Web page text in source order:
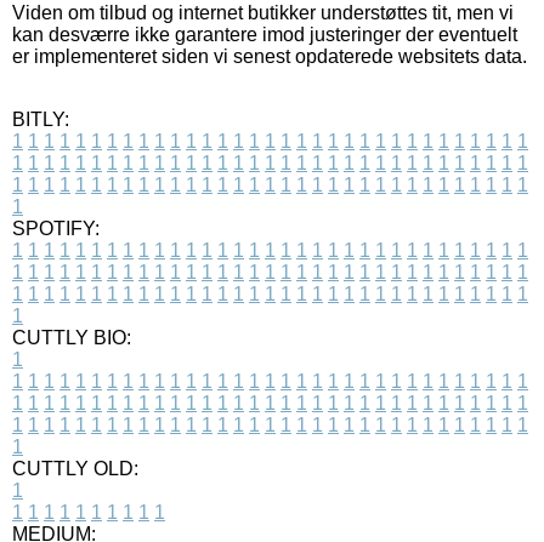
Viden om tilbud og internet butikker understøttes tit, men vi
kan desværre ikke garantere imod justeringer der eventuelt
er implementeret siden vi senest opdaterede websitets data.
BITLY:
1 1 1 1 1 1 1 1 1 1 1 1 1 1 1 1 1 1 1 1 1 1 1 1 1 1 1 1 1 1 1 1 1
1 1 1 1 1 1 1 1 1 1 1 1 1 1 1 1 1 1 1 1 1 1 1 1 1 1 1 1 1 1 1 1 1
1 1 1 1 1 1 1 1 1 1 1 1 1 1 1 1 1 1 1 1 1 1 1 1 1 1 1 1 1 1 1 1 1
1
SPOTIFY:
1 1 1 1 1 1 1 1 1 1 1 1 1 1 1 1 1 1 1 1 1 1 1 1 1 1 1 1 1 1 1 1 1
1 1 1 1 1 1 1 1 1 1 1 1 1 1 1 1 1 1 1 1 1 1 1 1 1 1 1 1 1 1 1 1 1
1 1 1 1 1 1 1 1 1 1 1 1 1 1 1 1 1 1 1 1 1 1 1 1 1 1 1 1 1 1 1 1 1
1
CUTTLY BIO:
1
1 1 1 1 1 1 1 1 1 1 1 1 1 1 1 1 1 1 1 1 1 1 1 1 1 1 1 1 1 1 1 1 1
1 1 1 1 1 1 1 1 1 1 1 1 1 1 1 1 1 1 1 1 1 1 1 1 1 1 1 1 1 1 1 1 1
1 1 1 1 1 1 1 1 1 1 1 1 1 1 1 1 1 1 1 1 1 1 1 1 1 1 1 1 1 1 1 1 1
1
CUTTLY OLD:
1
1 1 1 1 1 1 1 1 1 1
MEDIUM: